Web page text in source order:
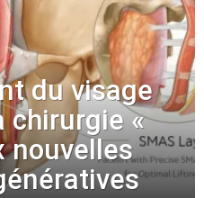
du visage
chirurgie «
nouvelles